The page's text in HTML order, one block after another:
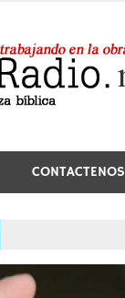
CONTACTENOS